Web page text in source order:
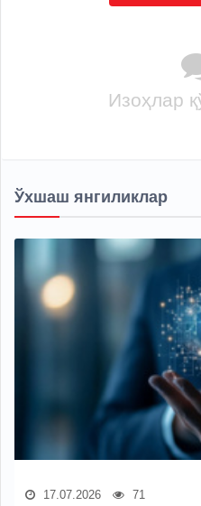
Изоҳлар
Ўхшаш янгиликлар
17.07.2026 71